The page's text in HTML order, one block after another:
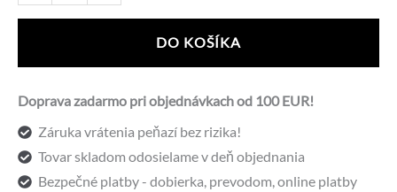
Bestway
229
x
152cm
DO KOŠÍKA
Doprava zadarmo pri objednávkach od 100 EUR!
Záruka vrátenia peňazí bez rizika!
Tovar skladom odosielame v deň objednania
Bezpečné platby - dobierka, prevodom, online platby